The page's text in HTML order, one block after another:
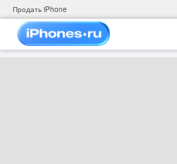
Продать iPhone